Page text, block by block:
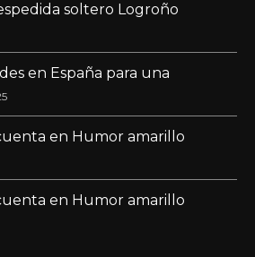
soltero Logroño
en España para una
en Humor amarillo
en Humor amarillo